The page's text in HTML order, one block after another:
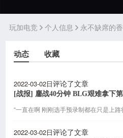
玩加电竞 个人信息 永不缺席的
动态 收藏
2022-03-02日评论了文章
[战报] 鏖战40分钟 BLG艰难拿下
“一直在啊 刚刚选手预录制都在只是上
2022-03-02日评论了文章